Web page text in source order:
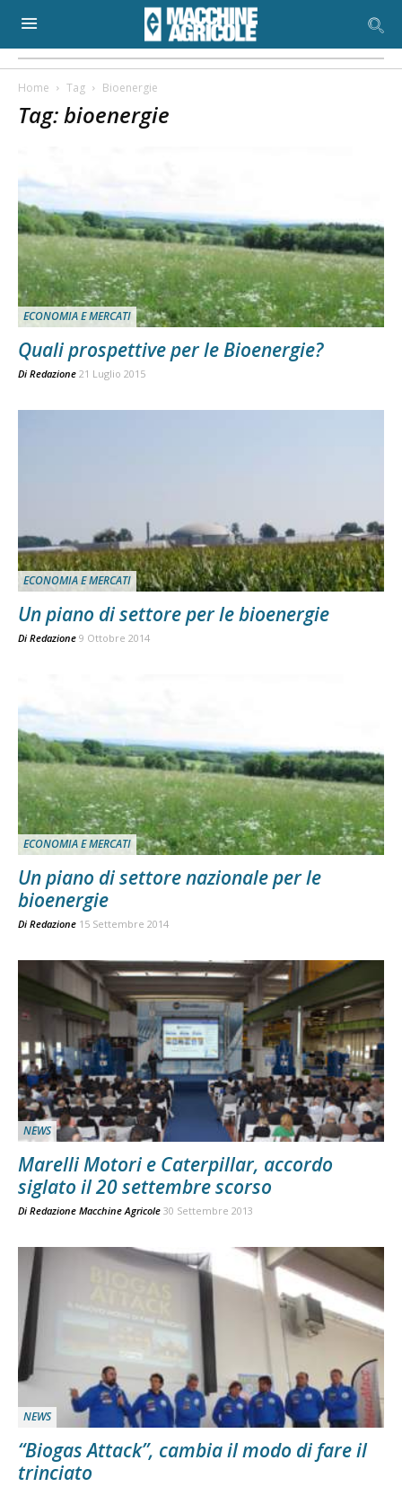
Home Tag Bioenergie
Tag: bioenergie
ECONOMIA E MERCATI
Quali prospettive per le Bioenergie?
Di Redazione 21 Luglio 2015
ECONOMIA E MERCATI
Un piano di settore per le bioenergie
Di Redazione 9 Ottobre 2014
ECONOMIA E MERCATI
Un piano di settore nazionale per le
bioenergie
Di Redazione 15 Settembre 2014
NEWS
Marelli Motori e Caterpillar, accordo
siglato il 20 settembre scorso
Di Redazione Macchine Agricole 30 Settembre 2013
NEWS
“Biogas Attack”, cambia il modo di fare il
trinciato